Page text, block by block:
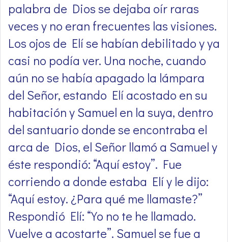
palabra de Dios se dejaba oír raras
veces y no eran frecuentes las visiones.
Los ojos de Elí se habían debilitado y ya
casi no podía ver. Una noche, cuando
aún no se había apagado la lámpara
del Señor, estando Elí acostado en su
habitación y Samuel en la suya, dentro
del santuario donde se encontraba el
arca de Dios, el Señor llamó a Samuel y
éste respondió: “Aquí estoy”. Fue
corriendo a donde estaba Elí y le dijo:
“Aquí estoy. ¿Para qué me llamaste?”
Respondió Elí: “Yo no te he llamado.
Vuelve a acostarte”. Samuel se fue a